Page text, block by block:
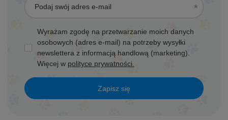
Podaj swój adres e-mail
Wyrażam zgodę na przetwarzanie moich danych
osobowych (adres e-mail) na potrzeby wysyłki
newslettera z informacją handlową (marketing).
Więcej w polityce prywatności.
Zapisz się